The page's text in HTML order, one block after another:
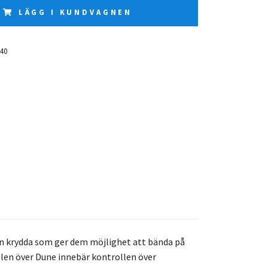
LÄGG I KUNDVAGNEN
krydda som ger dem möjlighet att bända på
över Dune innebär kontrollen över